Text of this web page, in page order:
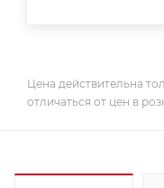
Цена действительна
отличаться от цен в